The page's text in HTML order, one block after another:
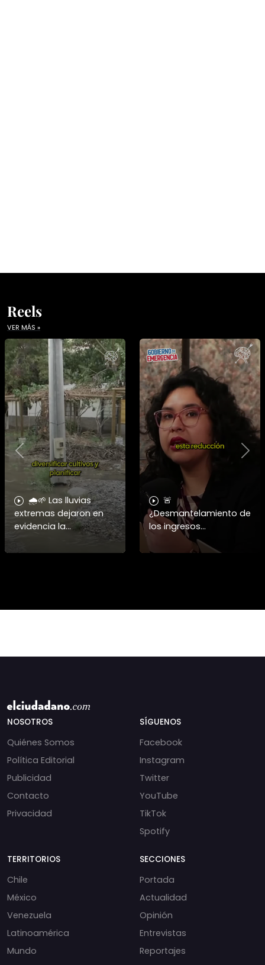
Reels
VER MÁS »
🌧️🌱 Las lluvias
extremas dejaron en
evidencia la
vulnerabilidad del
campo chileno.
🚨
¿Desmantelamiento de
los ingresos
municipales o
beneficio fiscal
Previous
NOSOTROS
Quiénes Somos
Política Editorial
Publicidad
Contacto
Privacidad
SÍGUENOS
Facebook
Instagram
Twitter
YouTube
TikTok
Spotify
TERRITORIOS
Chile
México
Venezuela
Latinoamérica
Mundo
SECCIONES
Portada
Actualidad
Opinión
Entrevistas
Reportajes